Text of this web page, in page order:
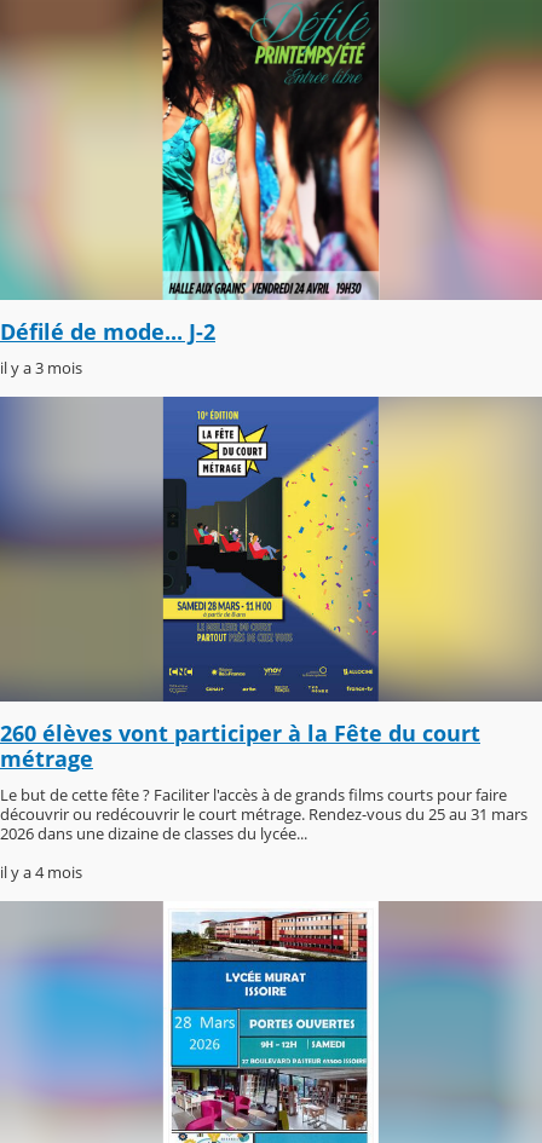
Défilé de mode... J-2
il y a 3 mois
260 élèves vont participer à la Fête du court
métrage
Le but de cette fête ? Faciliter l'accès à de grands films courts pour faire
découvrir ou redécouvrir le court métrage. Rendez-vous du 25 au 31 mars
2026 dans une dizaine de classes du lycée...
il y a 4 mois